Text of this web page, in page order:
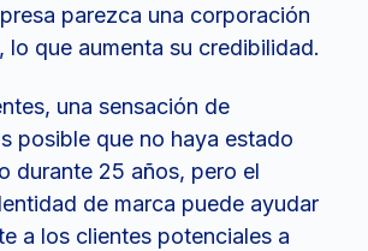
parezca una corporación
lo que aumenta su credibilidad.
una sensación de
posible que no haya estado
durante 25 años, pero el
de marca puede ayudar
a los clientes potenciales a